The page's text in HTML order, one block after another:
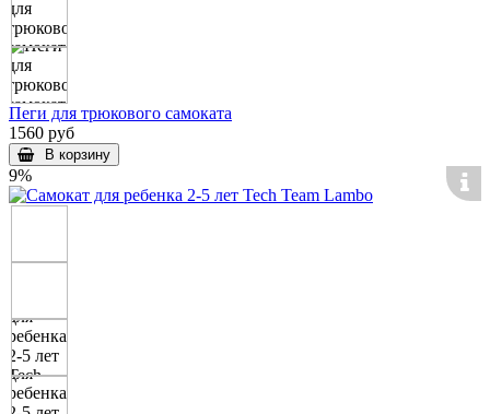
Пеги для трюкового самоката
1560 руб
В корзину
9%